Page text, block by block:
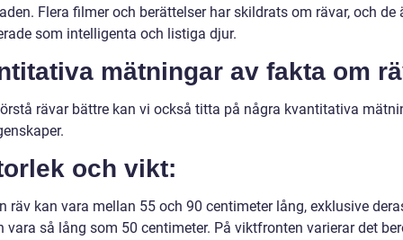
Flera filmer och berättelser har skildrats om rävar, och de
som intelligenta och listiga djur.
mätningar av fakta om
rävar bättre kan vi också titta på några kvantitativa
och vikt:
räv kan vara mellan 55 och 90 centimeter lång, exklusive
vara så lång som 50 centimeter. På viktfronten varierar det